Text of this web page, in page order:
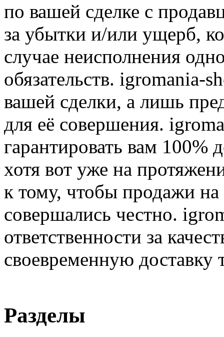
по вашей сделке с
за убытки и/или ущерб,
случае неисполнения
обязательств. igromania-
вашей сделки, а лишь
для её совершения.
гарантировать вам 100%
хотя вот уже на
к тому, чтобы продажи
совершались честно.
ответственности за
своевременную доставку
Разделы